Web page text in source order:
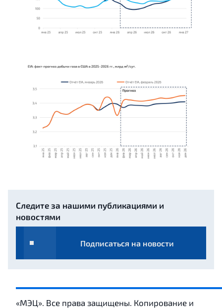
Следите за нашими публикациями и
новостями
Подписаться на новости
«МЭЦ». Все права защищены. Копирование и